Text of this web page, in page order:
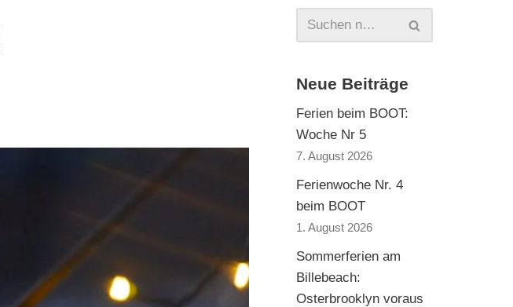
Neue Beiträge
Ferien beim BOOT:
Woche Nr 5
7. August 2026
Ferienwoche Nr. 4
beim BOOT
1. August 2026
Sommerferien am
Billebeach:
Osterbrooklyn voraus